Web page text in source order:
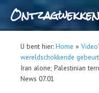
U bent hier: Home »
wereldschokkende
Iran alone; Palestinian
News 07.01